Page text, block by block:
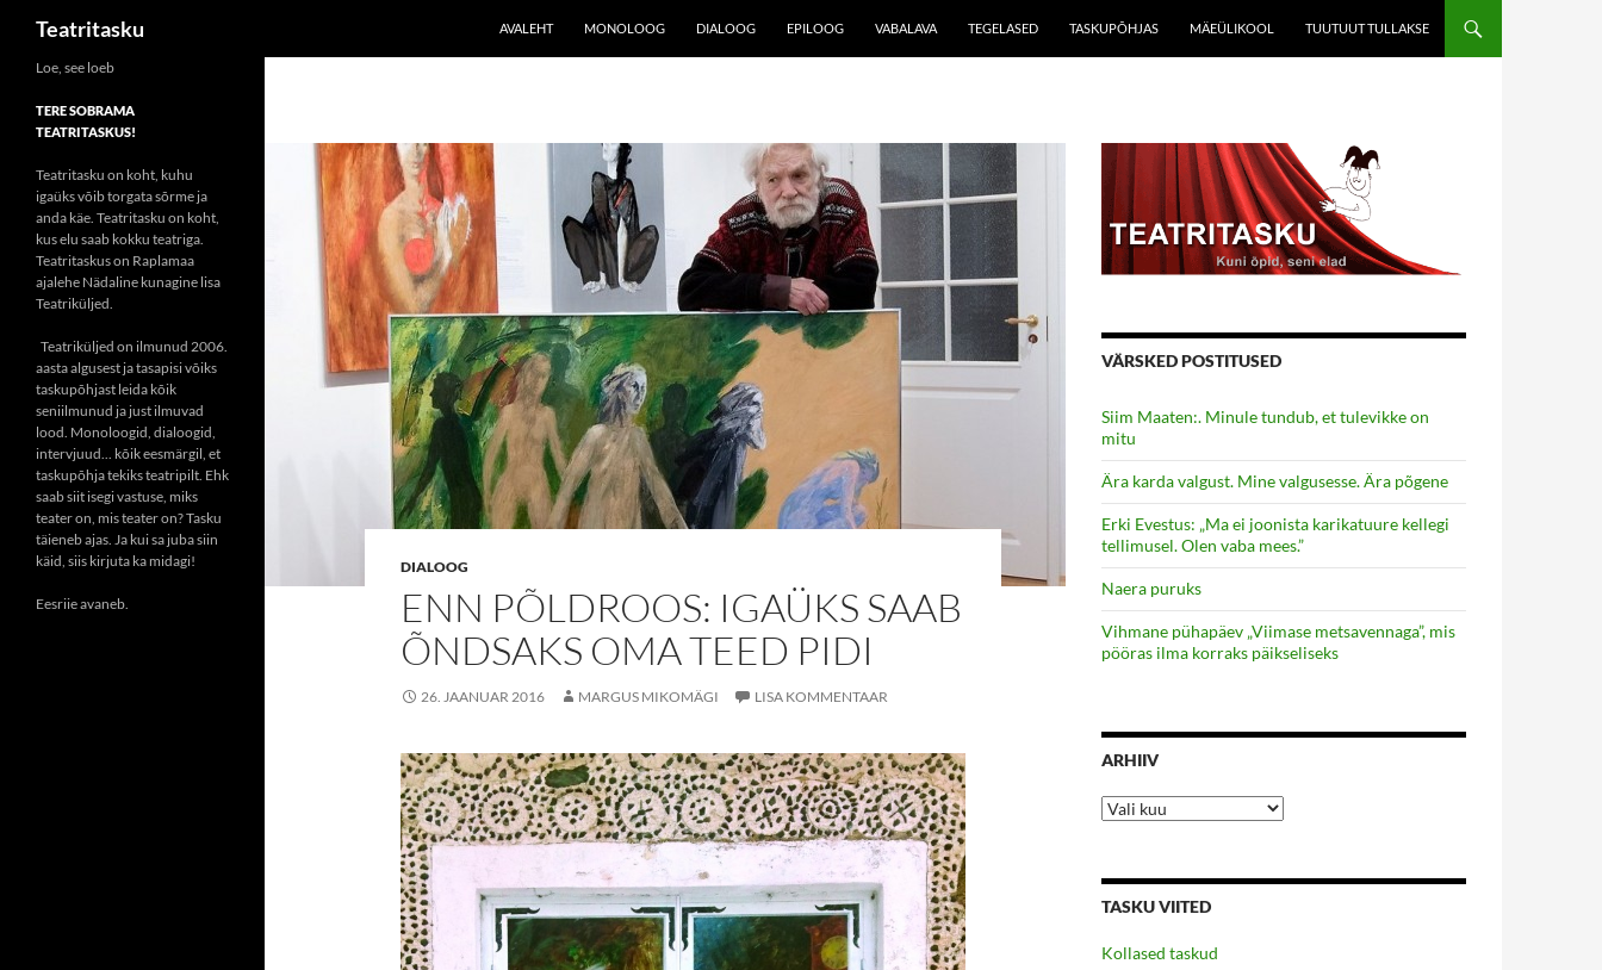
Liigu
juurde
Teatritasku AVALEHT MONOLOOG DIALOOG EPILOOG VABALAVA TEGELASED TASKUPÕHJAS MÄEÜLIKOOL TUUTUUT TULLAKSE
DIALOOG
ENN PÕLDROOS: IGAÜKS SAAB
ÕNDSAKS OMA TEED PIDI
26. JAANUAR 2016 MARGUS MIKOMÄGI LISA KOMMENTAAR
VÄRSKED POSTITUSED
Siim Maaten:. Minule tundub, et tulevikke on
mitu
Ära karda valgust. Mine valgusesse. Ära põgene
Erki Evestus: „Ma ei joonista karikatuure kellegi
tellimusel. Olen vaba mees.”
Naera puruks
Vihmane pühapäev „Viimase metsavennaga”, mis
pööras ilma korraks päikseliseks
ARHIIV
Arhiiv
TASKU VIITED
Kollased taskud
Loe, see loeb
TERE SOBRAMA
TEATRITASKUS!
Teatritasku on koht, kuhu
igaüks võib torgata sõrme ja
anda käe. Teatritasku on koht,
kus elu saab kokku teatriga.
Teatritaskus on Raplamaa
ajalehe Nädaline kunagine lisa
Teatriküljed.
Teatriküljed on ilmunud 2006.
aasta algusest ja tasapisi võiks
taskupõhjast leida kõik
seniilmunud ja just ilmuvad
lood. Monoloogid, dialoogid,
intervjuud... kõik eesmärgil, et
taskupõhja tekiks teatripilt. Ehk
saab siit isegi vastuse, miks
teater on, mis teater on? Tasku
täieneb ajas. Ja kui sa juba siin
käid, siis kirjuta ka midagi!
Eesriie avaneb.